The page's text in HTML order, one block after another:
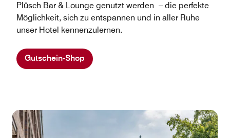
Plüsch Bar & Lounge genutzt werden – die perfekte
Möglichkeit, sich zu entspannen und in aller Ruhe
unser Hotel kennenzulernen.
Gutschein-Shop